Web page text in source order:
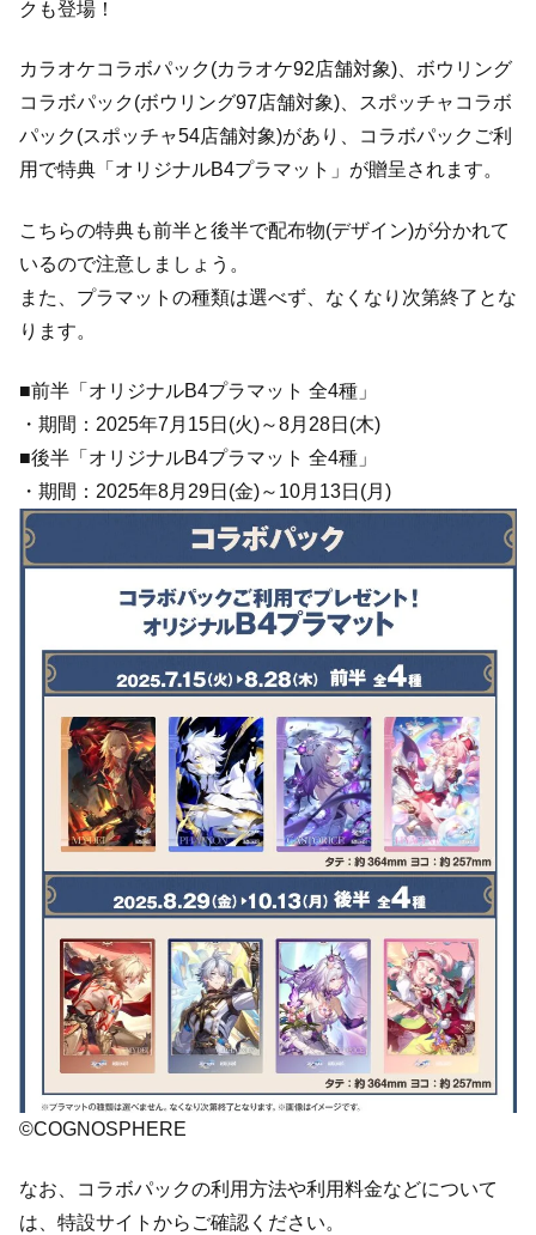
クも登場！
カラオケコラボパック(カラオケ92店舗対象)、ボウリング
コラボパック(ボウリング97店舗対象)、スポッチャコラボ
パック(スポッチャ54店舗対象)があり、コラボパックご利
用で特典「オリジナルB4プラマット」が贈呈されます。
こちらの特典も前半と後半で配布物(デザイン)が分かれて
いるので注意しましょう。
また、プラマットの種類は選べず、なくなり次第終了とな
ります。
■前半「オリジナルB4プラマット 全4種」
・期間：2025年7月15日(火)～8月28日(木)
■後半「オリジナルB4プラマット 全4種」
・期間：2025年8月29日(金)～10月13日(月)
©COGNOSPHERE
なお、コラボパックの利用方法や利用料金などについて
は、特設サイトからご確認ください。